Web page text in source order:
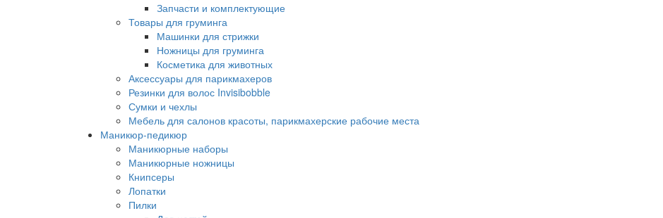
Запчасти и комплектующие
Товары для груминга
Машинки для стрижки
Ножницы для груминга
Косметика для животных
Аксессуары для парикмахеров
Резинки для волос Invisibobble
Сумки и чехлы
Мебель для салонов красоты, парикмахерские рабочие места
Маникюр-педикюр
Маникюрные наборы
Маникюрные ножницы
Книпсеры
Лопатки
Пилки